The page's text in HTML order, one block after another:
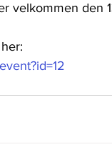
velkommen den